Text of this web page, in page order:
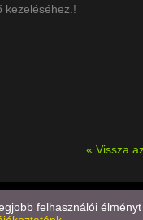
kezeléséhez.!
« Vissza
felhasználói